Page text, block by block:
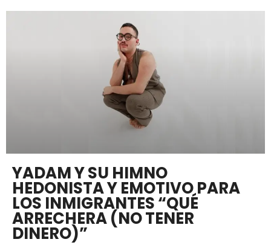
YADAM Y SU HIMNO
HEDONISTA Y EMOTIVO PARA
LOS INMIGRANTES “QUÉ
ARRECHERA (NO TENER
DINERO)”